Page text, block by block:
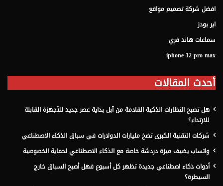
افضل شركة تصميم مواقع
اير بودز
سماعات هاند فري
iphone 12 pro max
أحدث المقالات
هل تصبح النظارات الذكية القادمة من آبل بداية عصر جديد للأجهزة القابلة
للارتداء؟
شركات التقنية الكبرى تضخ مليارات الدولارات في سباق الذكاء الاصطناعي
واتساب يضيف ميزة دردشة خاصة مع الذكاء الاصطناعي لحماية الخصوصية
أدوات ذكاء اصطناعي جديدة تظهر كل أسبوع فهل أصبح السباق خارج
السيطرة؟